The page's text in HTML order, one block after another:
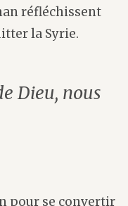
réfléchissent
la Syrie.
Dieu, nous
pour se convertir